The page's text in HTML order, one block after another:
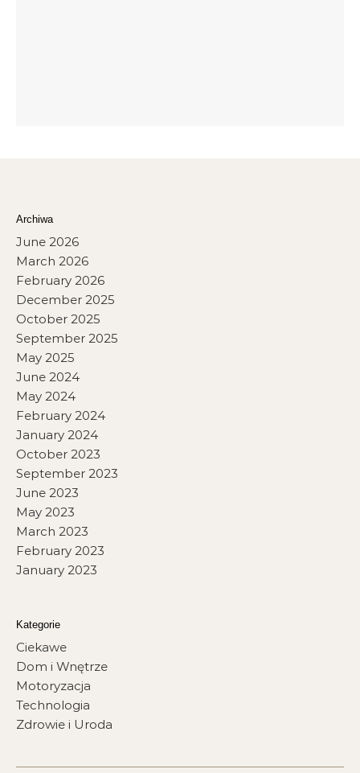
Archiwa
June 2026
March 2026
February 2026
December 2025
October 2025
September 2025
May 2025
June 2024
May 2024
February 2024
January 2024
October 2023
September 2023
June 2023
May 2023
March 2023
February 2023
January 2023
Kategorie
Ciekawe
Dom i Wnętrze
Motoryzacja
Technologia
Zdrowie i Uroda